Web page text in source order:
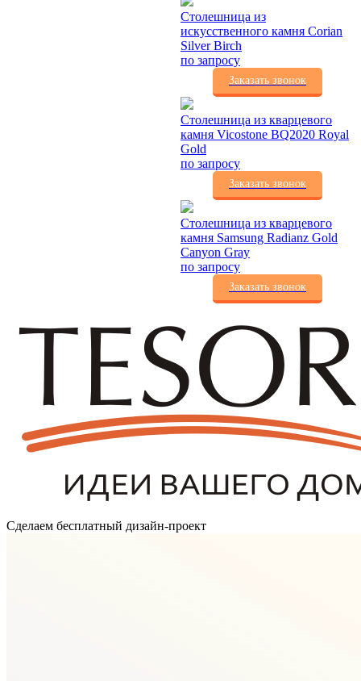
Столешница из
искусственного камня Corian
Silver Birch
по запросу
Заказать звонок
Столешница из кварцевого
камня Vicostone BQ2020 Royal
Gold
по запросу
Заказать звонок
Столешница из кварцевого
камня Samsung Radianz Gold
Canyon Gray
по запросу
Заказать звонок
Сделаем бесплатный дизайн-проект